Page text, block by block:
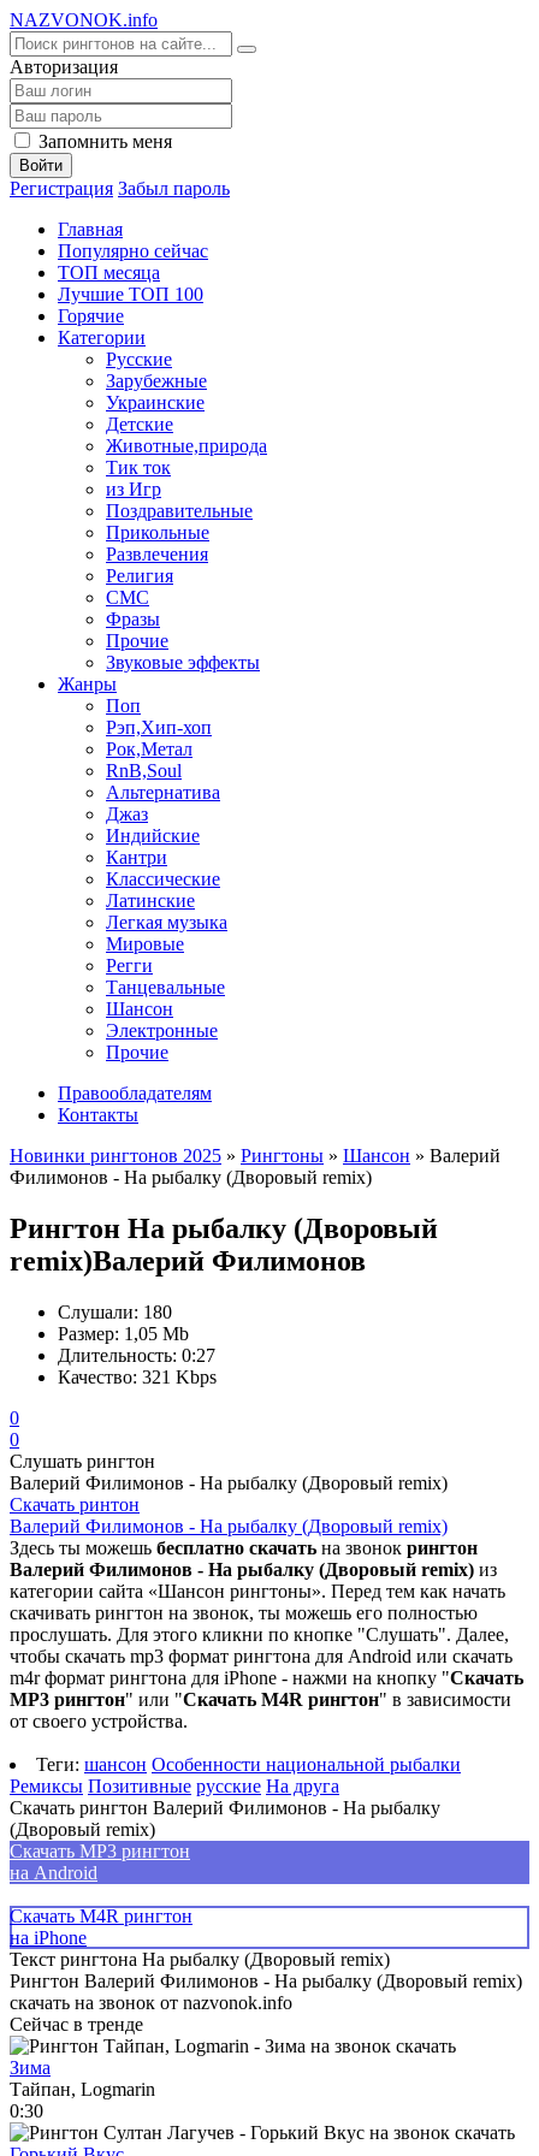
NAZVONOK.info
Авторизация
Запомнить меня
Войти
Регистрация Забыл пароль
Главная
Популярно сейчас
ТОП месяца
Лучшие ТОП 100
Горячие
Категории
Русские
Зарубежные
Украинские
Детские
Животные,природа
Тик ток
из Игр
Поздравительные
Прикольные
Развлечения
Религия
СМС
Фразы
Прочие
Звуковые эффекты
Жанры
Поп
Рэп,Хип-хоп
Рок,Метал
RnB,Soul
Альтернатива
Джаз
Индийские
Кантри
Классические
Латинские
Легкая музыка
Мировые
Регги
Танцевальные
Шансон
Электронные
Прочие
Правообладателям
Контакты
Новинки рингтонов 2025 » Рингтоны » Шансон » Валерий
Филимонов - На рыбалку (Дворовый remix)
Рингтон На рыбалку (Дворовый
remix)Валерий Филимонов
Слушали: 180
Размер: 1,05 Mb
Длительность: 0:27
Качество: 321 Kbps
0
0
Слушать рингтон
Валерий Филимонов - На рыбалку (Дворовый remix)
Скачать ринтон
Валерий Филимонов - На рыбалку (Дворовый remix)
Здесь ты можешь бесплатно скачать на звонок рингтон
Валерий Филимонов - На рыбалку (Дворовый remix) из
категории сайта «Шансон рингтоны». Перед тем как начать
скачивать рингтон на звонок, ты можешь его полностью
прослушать. Для этого кликни по кнопке "Слушать". Далее,
чтобы скачать mp3 формат рингтона для Android или скачать
m4r формат рингтона для iPhone - нажми на кнопку "Скачать
MP3 рингтон" или "Скачать M4R рингтон" в зависимости
от своего устройства.
Теги: шансон Особенности национальной рыбалки
Ремиксы Позитивные русские На друга
Скачать рингтон Валерий Филимонов - На рыбалку
(Дворовый remix)
Скачать MP3 рингтон
на Android
Скачать M4R рингтон
на iPhone
Текст рингтона На рыбалку (Дворовый remix)
Рингтон Валерий Филимонов - На рыбалку (Дворовый remix)
скачать на звонок от nazvonok.info
Сейчас в тренде
Зима
Тайпан, Logmarin
0:30